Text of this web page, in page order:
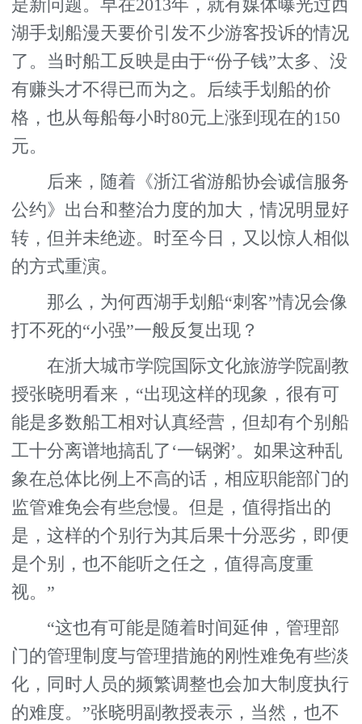
是新问题。早在2013年，就有媒体曝光过西
湖手划船漫天要价引发不少游客投诉的情况
了。当时船工反映是由于“份子钱”太多、没
有赚头才不得已而为之。后续手划船的价
格，也从每船每小时80元上涨到现在的150
元。
后来，随着《浙江省游船协会诚信服务
公约》出台和整治力度的加大，情况明显好
转，但并未绝迹。时至今日，又以惊人相似
的方式重演。
那么，为何西湖手划船“刺客”情况会像
打不死的“小强”一般反复出现？
在浙大城市学院国际文化旅游学院副教
授张晓明看来，“出现这样的现象，很有可
能是多数船工相对认真经营，但却有个别船
工十分离谱地搞乱了‘一锅粥’。如果这种乱
象在总体比例上不高的话，相应职能部门的
监管难免会有些怠慢。但是，值得指出的
是，这样的个别行为其后果十分恶劣，即便
是个别，也不能听之任之，值得高度重
视。”
“这也有可能是随着时间延伸，管理部
门的管理制度与管理措施的刚性难免有些淡
化，同时人员的频繁调整也会加大制度执行
的难度。”张晓明副教授表示，当然，也不